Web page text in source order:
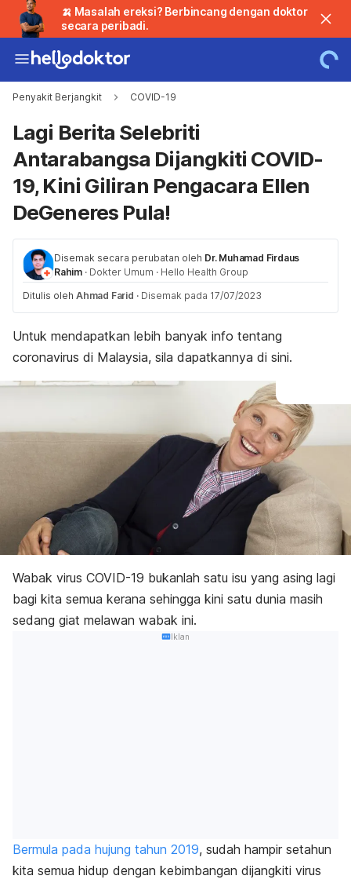
🍌 Masalah ereksi? Berbincang dengan doktor
secara peribadi.
Penyakit Berjangkit COVID-19
Lagi Berita Selebriti
Antarabangsa Dijangkiti COVID-
19, Kini Giliran Pengacara Ellen
DeGeneres Pula!
Disemak secara perubatan oleh Dr. Muhamad Firdaus
Rahim · Dokter Umum · Hello Health Group
Ditulis oleh Ahmad Farid · Disemak pada 17/07/2023
Untuk mendapatkan lebih banyak info tentang
coronavirus di Malaysia, sila dapatkannya di sini.
Wabak virus COVID-19 bukanlah satu isu yang asing lagi
bagi kita semua kerana sehingga kini satu dunia masih
sedang giat melawan wabak ini.
Iklan
Bermula pada hujung tahun 2019, sudah hampir setahun
kita semua hidup dengan kebimbangan dijangkiti virus